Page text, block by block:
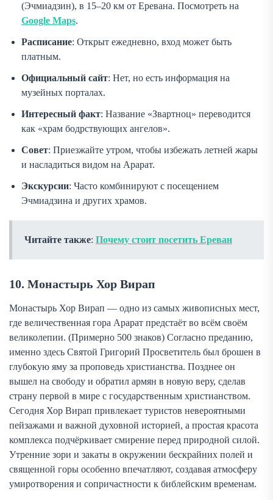
(Эчмиадзин), в 15–20 км от Еревана. Посмотреть на
Google Maps.
Расписание: Открыт ежедневно, вход может быть
платным.
Официальный сайт: Нет, но есть информация на
музейных порталах.
Интересный факт: Название «Звартноц» переводится
как «храм бодрствующих ангелов».
Совет: Приезжайте утром, чтобы избежать летней жары
и насладиться видом на Арарат.
Экскурсии: Часто комбинируют с посещением
Эчмиадзина и других храмов.
Читайте также: Почему стоит посетить Ереван
10. Монастырь Хор Вирап
Монастырь Хор Вирап — одно из самых живописных мест,
где величественная гора Арарат предстаёт во всём своём
великолепии. (Примерно 500 знаков) Согласно преданию,
именно здесь Святой Григорий Просветитель был брошен в
глубокую яму за проповедь христианства. Позднее он
вышел на свободу и обратил армян в новую веру, сделав
страну первой в мире с государственным христианством.
Сегодня Хор Вирап привлекает туристов невероятными
пейзажами и важной духовной историей, а простая красота
комплекса подчёркивает смирение перед природной силой.
Утренние зори и закаты в окружении бескрайних полей и
священной горы особенно впечатляют, создавая атмосферу
умиротворения и сопричастности к библейским временам.